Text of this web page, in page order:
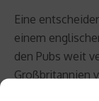
Eine
einem
den Pubs weit
Großbritannien
Garside stand